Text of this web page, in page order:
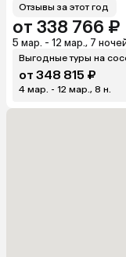
Отзывы за этот год
от 338 766 ₽
5 мар. - 12 мар., 7
Выгодные туры на
от 348 815 ₽
4 мар. - 12 мар., 8 н.